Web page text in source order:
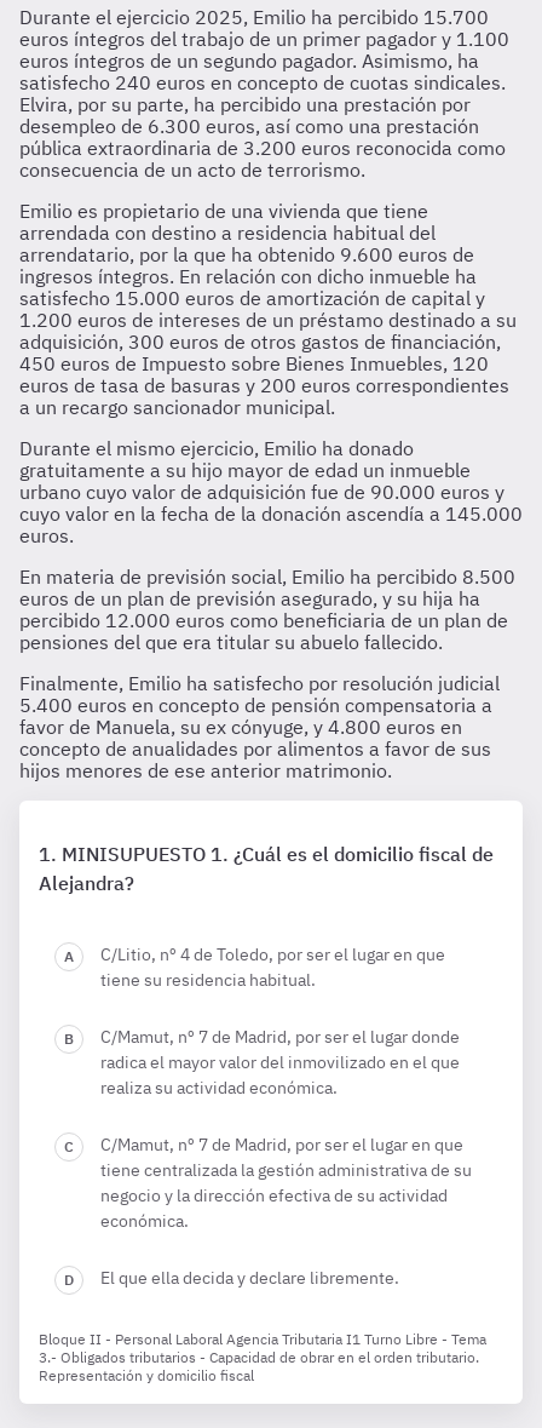
Durante el ejercicio 2025, Emilio ha percibido 15.700
euros íntegros del trabajo de un primer pagador y 1.100
euros íntegros de un segundo pagador. Asimismo, ha
satisfecho 240 euros en concepto de cuotas sindicales.
Elvira, por su parte, ha percibido una prestación por
desempleo de 6.300 euros, así como una prestación
pública extraordinaria de 3.200 euros reconocida como
consecuencia de un acto de terrorismo.
Emilio es propietario de una vivienda que tiene
arrendada con destino a residencia habitual del
arrendatario, por la que ha obtenido 9.600 euros de
ingresos íntegros. En relación con dicho inmueble ha
satisfecho 15.000 euros de amortización de capital y
1.200 euros de intereses de un préstamo destinado a su
adquisición, 300 euros de otros gastos de financiación,
450 euros de Impuesto sobre Bienes Inmuebles, 120
euros de tasa de basuras y 200 euros correspondientes
a un recargo sancionador municipal.
Durante el mismo ejercicio, Emilio ha donado
gratuitamente a su hijo mayor de edad un inmueble
urbano cuyo valor de adquisición fue de 90.000 euros y
cuyo valor en la fecha de la donación ascendía a 145.000
euros.
En materia de previsión social, Emilio ha percibido 8.500
euros de un plan de previsión asegurado, y su hija ha
percibido 12.000 euros como beneficiaria de un plan de
pensiones del que era titular su abuelo fallecido.
Finalmente, Emilio ha satisfecho por resolución judicial
5.400 euros en concepto de pensión compensatoria a
favor de Manuela, su ex cónyuge, y 4.800 euros en
concepto de anualidades por alimentos a favor de sus
hijos menores de ese anterior matrimonio.
MINISUPUESTO 1. ¿Cuál es el domicilio fiscal de
Alejandra?
C/Litio, nº 4 de Toledo, por ser el lugar en que
tiene su residencia habitual.
C/Mamut, nº 7 de Madrid, por ser el lugar donde
radica el mayor valor del inmovilizado en el que
realiza su actividad económica.
C/Mamut, nº 7 de Madrid, por ser el lugar en que
tiene centralizada la gestión administrativa de su
negocio y la dirección efectiva de su actividad
económica.
El que ella decida y declare libremente.
Bloque II - Personal Laboral Agencia Tributaria I1 Turno Libre - Tema
3.- Obligados tributarios - Capacidad de obrar en el orden tributario.
Representación y domicilio fiscal